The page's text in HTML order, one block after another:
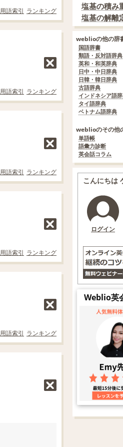
用語索引 ランキング
用語索引 ランキング
用語索引 ランキング
用語索引 ランキング
用語索引 ランキング
塩基の積み
塩基の解離
weblioの他の辞
国語辞書
類語・反対語辞典
英和・和英辞典
日中・中日辞典
日韓・韓日辞典
古語辞典
インドネシア語
タイ語辞典
ベトナム語辞典
weblioのその他
単語帳
語彙力診断
英会話コラム
こんにちは
ログイン
Weblio英